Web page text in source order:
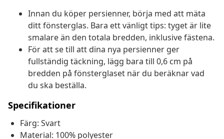
Innan du köper persienner, börja med att mäta
ditt fönsterglas. Bara ett vänligt tips: tyget är lite
smalare än den totala bredden, inklusive fästena.
För att se till att dina nya persienner ger
fullständig täckning, lägg bara till 0,6 cm på
bredden på fönsterglaset när du beräknar vad
du ska beställa.
Specifikationer
Färg: Svart
Material: 100% polyester